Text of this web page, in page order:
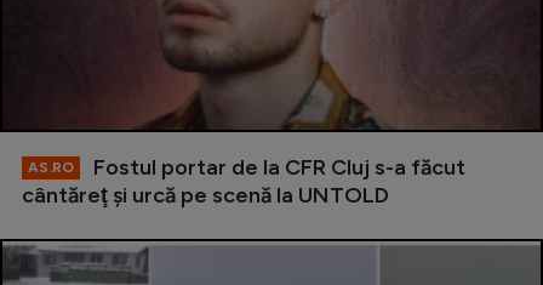
AS.RO
Fostul portar de la CFR Cluj s-a făcut
cântăreţ şi urcă pe scenă la UNTOLD